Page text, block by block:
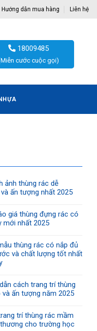
Hướng dẫn mua hàng Liên hệ
18009485
cước cuộc gọi)
ảnh thùng rác dễ
ấn tượng nhất 2025
giá thùng đựng rác có
mới nhất 2025
thùng rác có nắp đủ
và chất lượng tốt nhất
cách trang trí thùng
và ấn tượng năm 2025
trí thùng rác mầm
cho trường học